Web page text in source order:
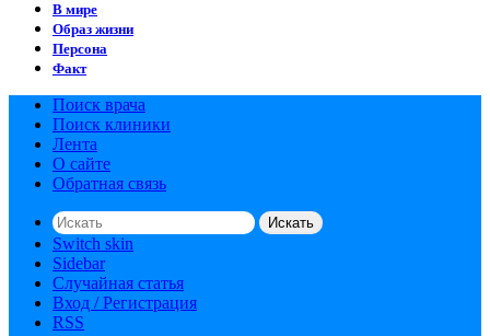
В мире
Образ жизни
Персона
Факт
Поиск врача
Поиск клиники
Лента
О сайте
Обратная связь
Искать
Switch skin
Sidebar
Случайная статья
Вход / Регистрация
RSS